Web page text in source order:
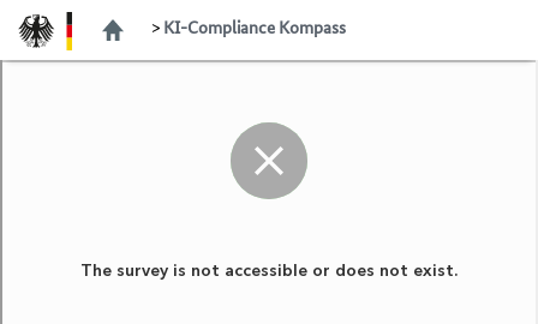
KI-Compliance Kompass